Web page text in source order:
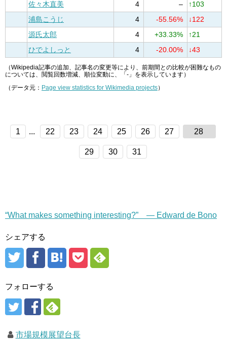
佐々木直美
4 –
↑103
浦島こうじ
4 -55.56%
↓122
源氏太郎
4 +33.33%
↑21
ひでよしっと
4 -20.00% ↓43
（Wikipedia記事の追加、記事名の変更等により、前期間との比較が困難なもの
については、閲覧回数増減、順位変動に、「-」を表示しています）
（データ元： Page view statistics for Wikimedia projects）
1 ... 22 23 24 25 26 27 28
29 30 31
“What makes something interesting?” — Edward de Bono
シェアする
フォローする
市場規模展望台長